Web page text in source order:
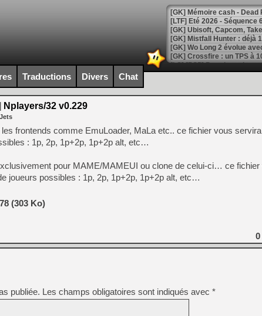
[LTF] Eté 2026 - Séquence
[GK] Mistfall Hunter : déjà
[GK] Wo Long 2 évolue
[GK] Crossfire : un TPS à
[LS] [PS5] Premiers
[Mo5] DOOM arrive en
[GK] Bethesda fête les 30
[GK] Roblox : l'action en
[GK] Agenda - GeForce
[LS] [PS5] ps5-y2jb-
[GK] Pourquoi Marvel
[GK] Test : Restory : Chill
[GK] GTA 6 : Rockstar
[GK] Hot Wheels Infinite
[GK] Mémoire cash -
[GK] Résultats Nintendo :
[GK] Déjà des
[Mo5] Brickboy cherche à
[GK] Minecraft et ses «
Traductions Divers Chat
Nplayers/32 v0.229
frontends comme EmuLoader, MaLa etc.. ce fichier vous
: 1p, 2p, 1p+2p, 1p+2p alt, etc…
pour MAME/MAMEUI ou clone de celui-ci… ce
joueurs possibles : 1p, 2p, 1p+2p, 1p+2p alt, etc…
(303 Ko)
0
publiée. Les champs obligatoires sont indiqués avec *